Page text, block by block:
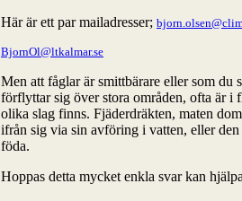
Här är ett par mailadresser;
BjornOl@ltkalmar.se
Men att fåglar är smittbärare eller som du
förflyttar sig över stora områden, ofta är
olika slag finns. Fjäderdräkten, maten
ifrån sig via sin avföring i vatten, eller
föda.
Hoppas detta mycket enkla svar kan